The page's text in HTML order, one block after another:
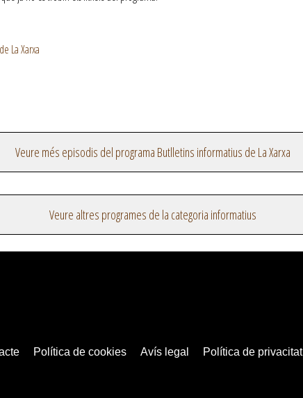
La Xarxa
Veure més episodis del programa Butlletins informatius de La Xarxa
Veure altres programes de la categoria informatius
Política de cookies Avís legal Política de privacitat